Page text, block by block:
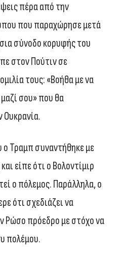
πέρα από την
που παραχώρησε μετά
σύνοδο κορυφής του
στον Πούτιν σε
τους: «Βοήθα με να
σου» που θα
Ουκρανία.
Τραμπ συναντήθηκε με
είπε ότι ο Βολοντίμιρ
ο πόλεμος. Παράλληλα, ο
ότι σχεδιάζει να
Ρώσο πρόεδρο με στόχο να
πολέμου.